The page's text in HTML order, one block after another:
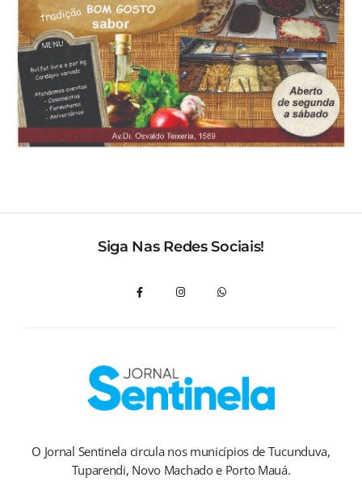
Siga Nas Redes Sociais!
O Jornal Sentinela circula nos municípios de Tucunduva,
Tuparendi, Novo Machado e Porto Mauá.